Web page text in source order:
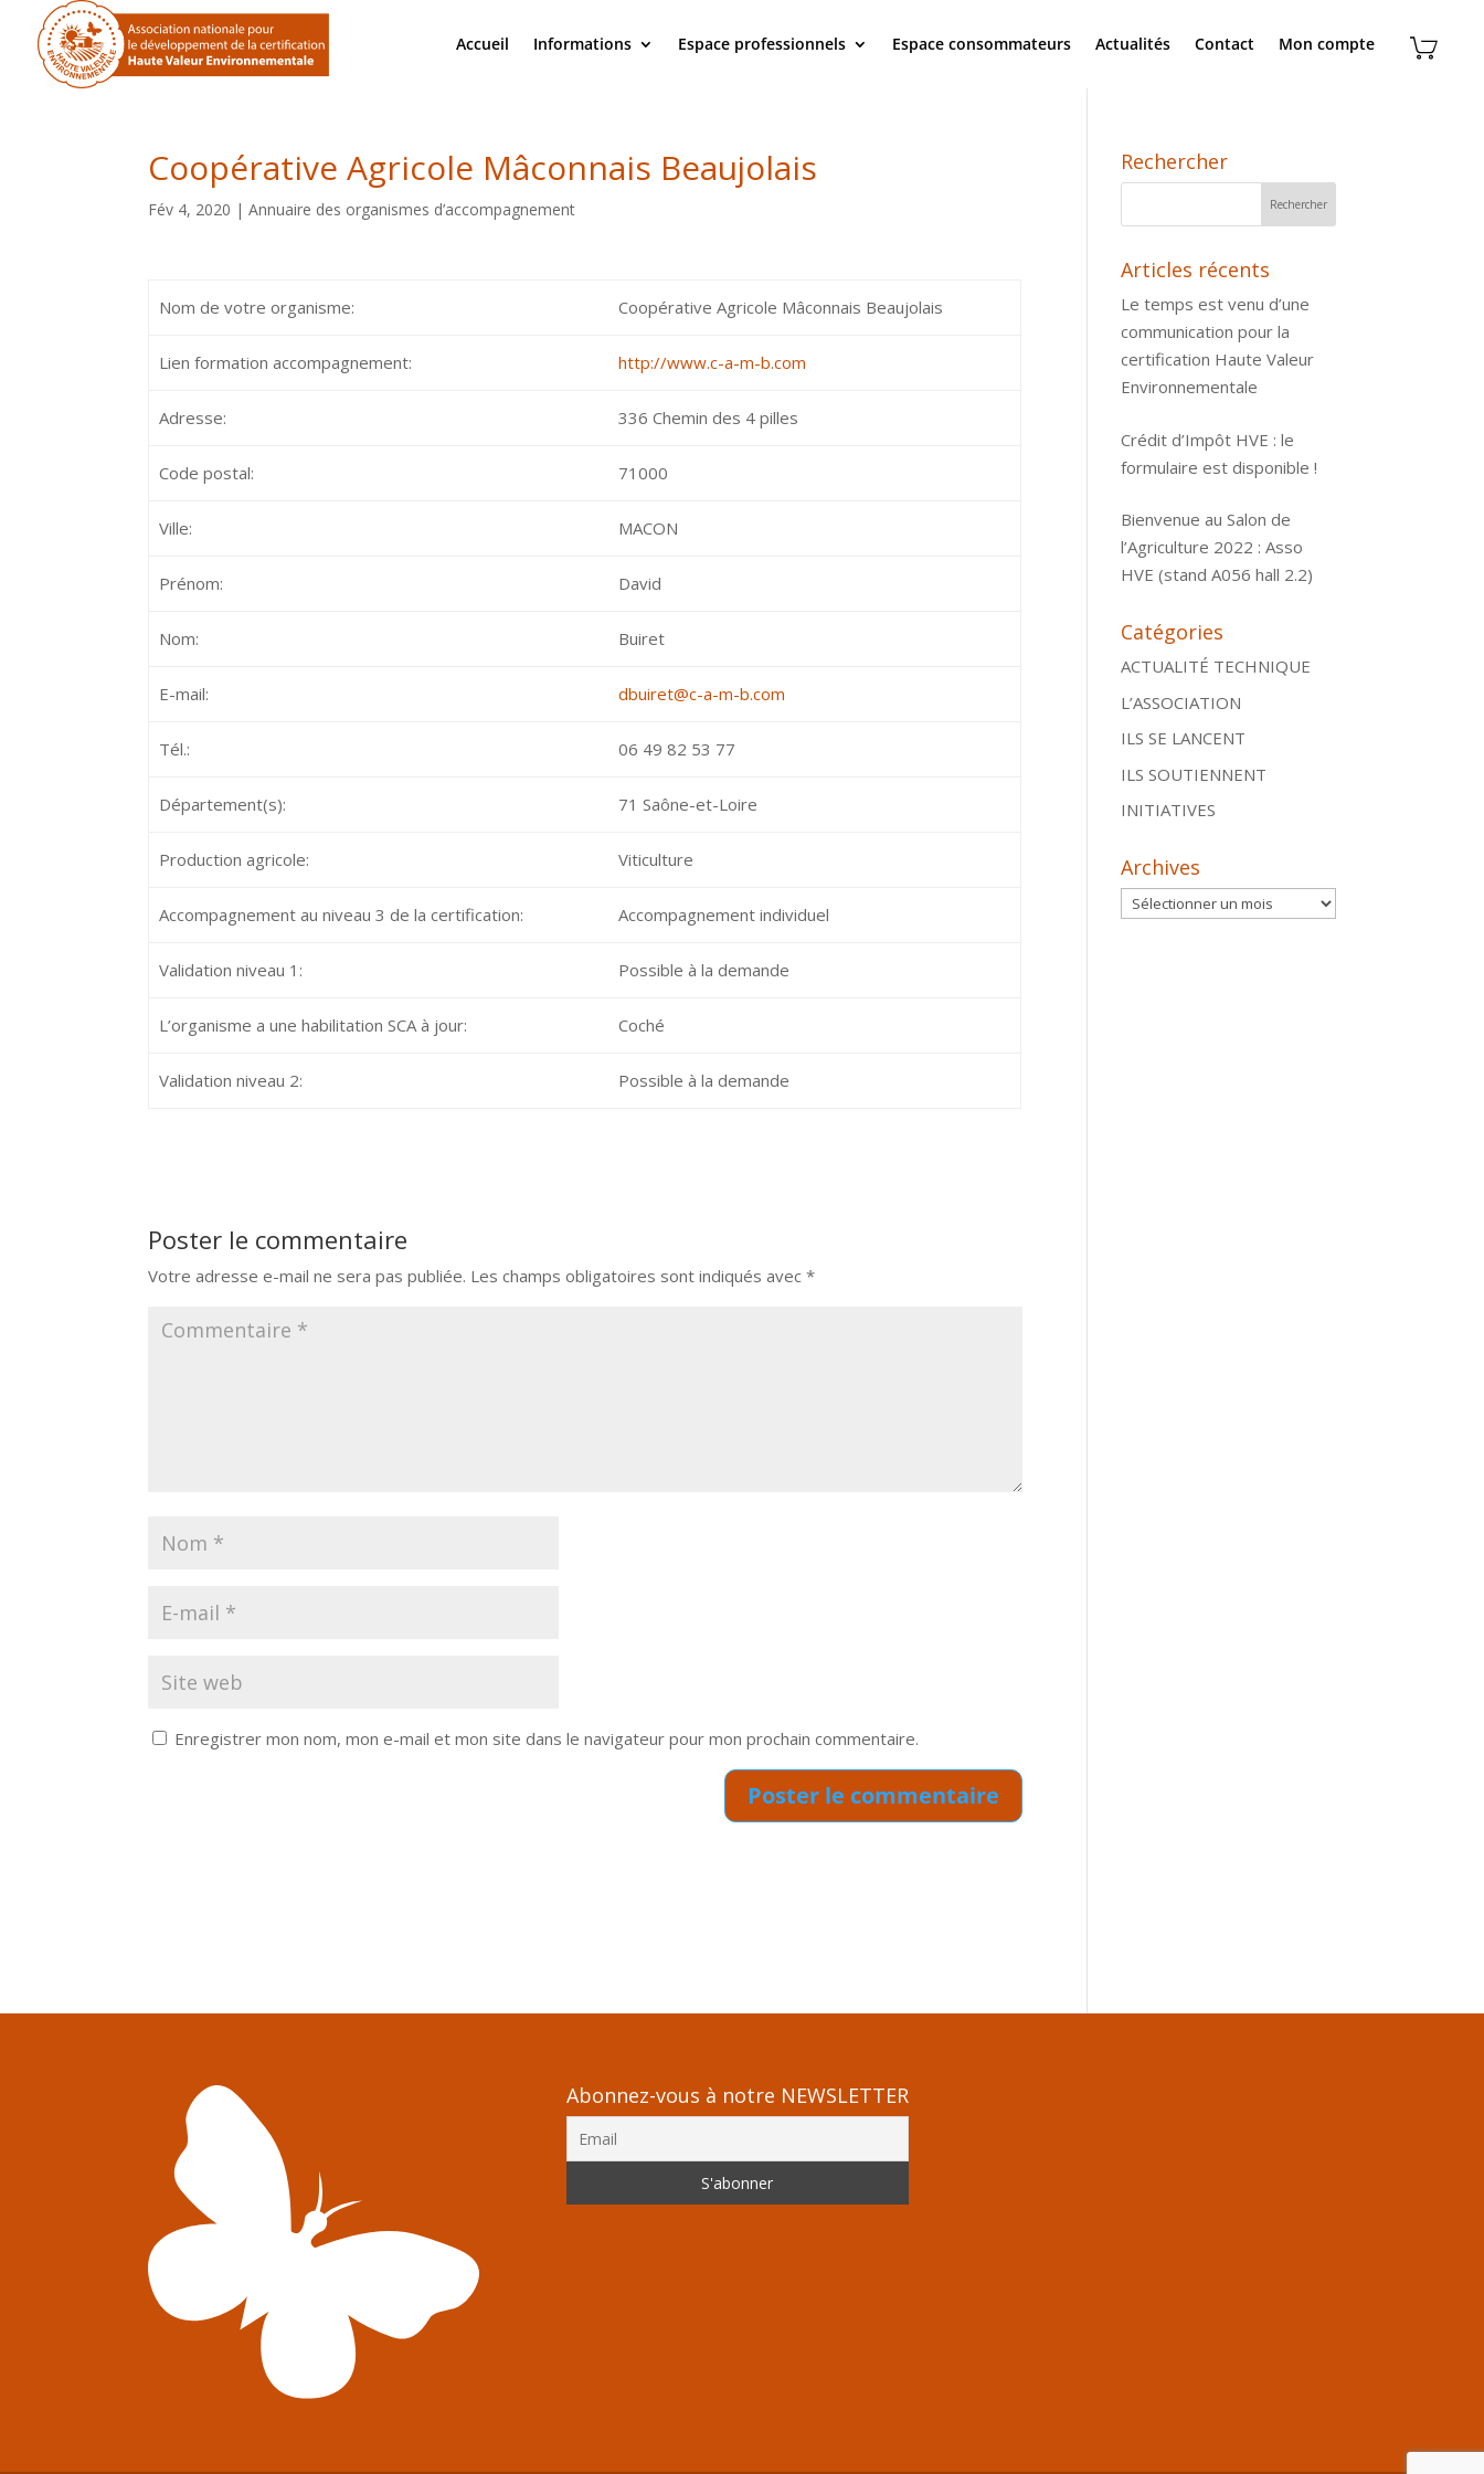
Accueil Informations Espace professionnels Espace consommateurs Actualités Contact Mon compte
Coopérative Agricole Mâconnais Beaujolais
Fév 4, 2020 |Annuaire des organismes d’accompagnement
Nom de votre organisme: Coopérative Agricole Mâconnais Beaujolais
Lien formation accompagnement: http://www.c-a-m-b.com
Adresse: 336 Chemin des 4 pilles
Code postal: 71000
Ville: MACON
Prénom: David
Nom: Buiret
E-mail: dbuiret@c-a-m-b.com
Tél.: 06 49 82 53 77
Département(s): 71 Saône-et-Loire
Production agricole: Viticulture
Accompagnement au niveau 3 de la certification: Accompagnement individuel
Validation niveau 1: Possible à la demande
L’organisme a une habilitation SCA à jour: Coché
Validation niveau 2: Possible à la demande
Poster le commentaire
Votre adresse e-mail ne sera pas publiée. Les champs obligatoires sont indiqués avec*
Enregistrer mon nom, mon e-mail et mon site dans le navigateur pour mon prochain commentaire.
Rechercher
Articles récents
Le temps est venu d’une
communication pour la
certification Haute Valeur
Environnementale
Crédit d’Impôt HVE : le
formulaire est disponible !
Bienvenue au Salon de
l’Agriculture 2022 : Asso
HVE (stand A056 hall 2.2)
Catégories
ACTUALITÉ TECHNIQUE
L’ASSOCIATION
ILS SE LANCENT
ILS SOUTIENNENT
INITIATIVES
Archives
Archives
Abonnez-vous à notre NEWSLETTER